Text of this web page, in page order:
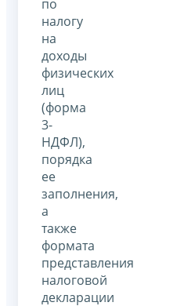
по
налогу
на
доходы
физических
лиц
(форма
3-
НДФЛ),
порядка
ее
заполнения,
а
также
формата
представления
налоговой
декларации